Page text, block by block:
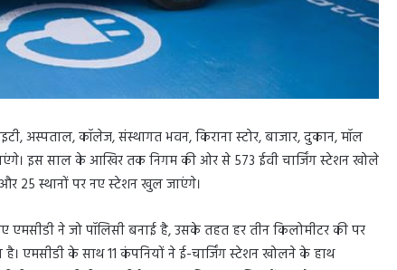
अस्पताल, कॉलेज, संस्थागत भवन, किराना स्टोर, बाजार, दुकान, मॉल
इस साल के आखिर तक निगम की ओर से 573 ईवी चार्जिंग स्टेशन खोले
25 स्थानों पर नए स्टेशन खुल जाएंगे।
ने जो पॉलिसी बनाई है, उसके तहत हर तीन किलोमीटर की पर
एमसीडी के साथ 11 कंपनियों ने ई-चार्जिंग स्टेशन खोलने के हाथ